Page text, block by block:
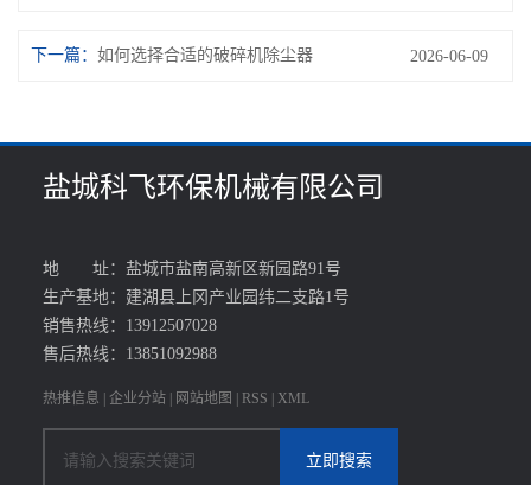
下一篇： 如何选择合适的破碎机除尘器 2026-06-09
盐城科飞环保机械有限公司
地 址：盐城市盐南高新区新园路91号
生产基地：建湖县上冈产业园纬二支路1号
销售热线：13912507028
售后热线：13851092988
热推信息 企业分站 网站地图 RSS |XML